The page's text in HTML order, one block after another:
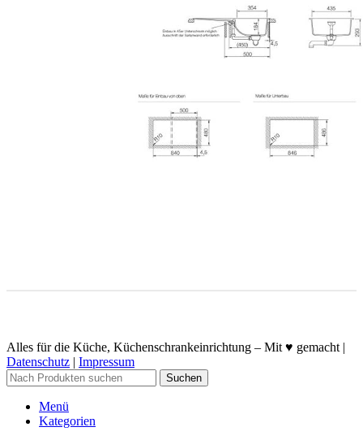
Alles für die Küche, Küchenschrankeinrichtung – Mit ♥ gemacht |
Datenschutz | Impressum
Suchen
Menü
Kategorien